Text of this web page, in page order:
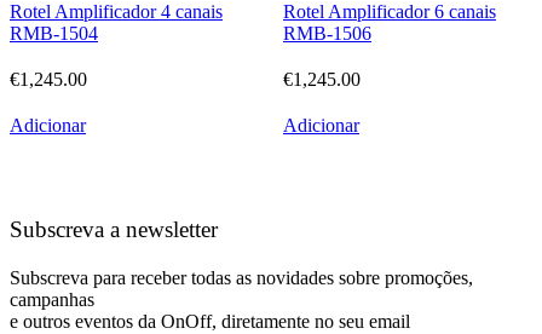
Rotel Amplificador 4 canais
RMB-1504
€1,245.00
Adicionar
Rotel Amplificador 6 canais
RMB-1506
€1,245.00
Adicionar
Subscreva a newsletter
Subscreva para receber todas as novidades sobre promoções,
campanhas
e outros eventos da OnOff, diretamente no seu email